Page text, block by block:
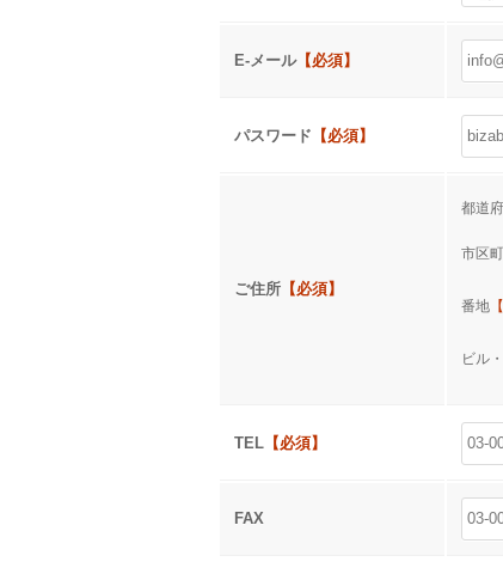
E-メール【必須】
パスワード 【必須】
ご住所 【必須】
都道
市区
番地
ビル
TEL 【必須】
FAX